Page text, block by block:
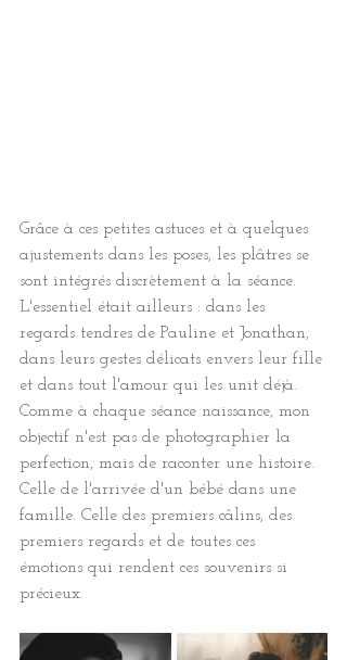
Grâce à ces petites astuces et à quelques
ajustements dans les poses, les plâtres se
sont intégrés discrètement à la séance.
L'essentiel était ailleurs : dans les
regards tendres de Pauline et Jonathan,
dans leurs gestes délicats envers leur fille
et dans tout l'amour qui les unit déjà.
Comme à chaque séance naissance, mon
objectif n'est pas de photographier la
perfection, mais de raconter une histoire.
Celle de l'arrivée d'un bébé dans une
famille. Celle des premiers câlins, des
premiers regards et de toutes ces
émotions qui rendent ces souvenirs si
précieux.